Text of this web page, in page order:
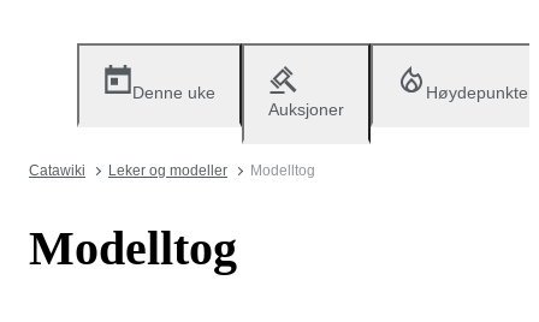
Denne uke
Auksjoner
Høydepunkter
Catawiki Leker og modeller Modelltog
Modelltog